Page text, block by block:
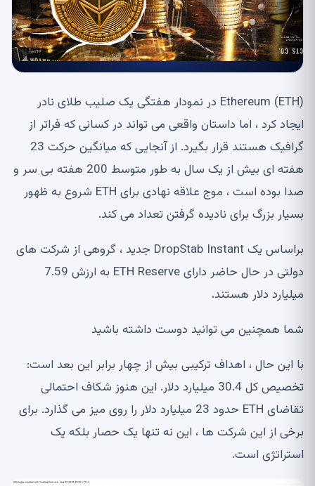
Ethereum (ETH) در نمودار هفتگی یک صلیب طلای نادر
ایجاد کرد ، اما داستان واقعی می تواند در کسانی که فراتر از
گرافیک هستند قرار بگیرد. از آنجایی که میانگین حرکت 23
هفته ای بیش از یک سال به طور متوسط 200 هفته بی سر و
صدا بوده است ، موج علاقه نهادی برای ETH شروع به ظهور
بسیار بزرگ برای نادیده گرفتن تعداد می کند.
براساس یک DropStab Instant جدید ، گروهی از شرکت های
دولتی در حال حاضر دارای ETH Reserve به ارزش 7.59
میلیارد دلار هستند.
شما همچنین می توانید دوست داشته باشید
با این حال ، اهداف ترکیبی بیش از چهار برابر این بعد است:
تخصیص کل 30.4 میلیارد دلار. این هنوز شکاف احتمالی
تقاضای ETH حدود 23 میلیارد دلار را روی میز می گذارد. برای
برخی از این شرکت ها ، این نه تنها یک حصار بلکه یک
استراتژی است.